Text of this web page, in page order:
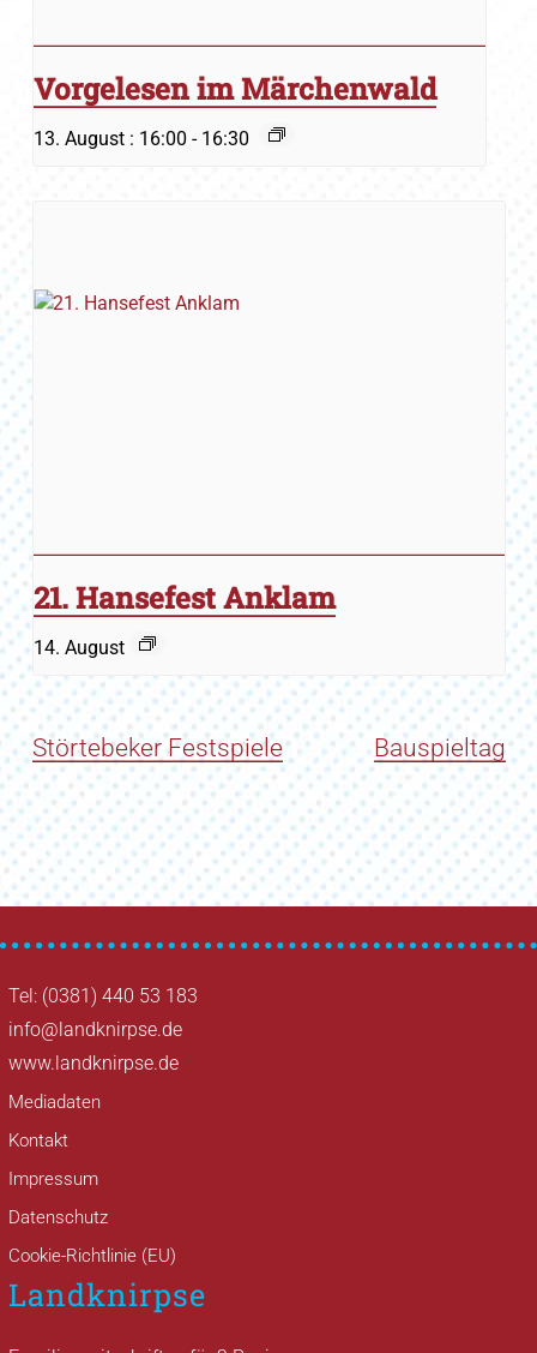
Vorgelesen im Märchenwald
13. August : 16:00 - 16:30
21. Hansefest Anklam
14. August
Störtebeker Festspiele Bauspieltag
Tel: (0381) 440 53 183
info@landknirpse.de
www.landknirpse.de
Mediadaten
Kontakt
Impressum
Datenschutz
Cookie-Richtlinie (EU)
Landknirpse